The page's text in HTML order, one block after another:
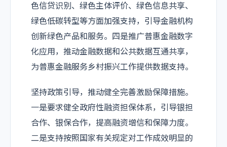
色信贷识别、绿色主体评价、绿色信息共享、
绿色低碳转型等方面加强支持，引导金融机构
创新绿色产品和服务。四是推广普惠金融数字
化应用，推动金融数据和公共数据互通共享，
为普惠金融服务乡村振兴工作提供数据支持。
坚持政策引导，推动健全完善激励保障措施。
一是要求健全政府性融资担保体系，引导银担
合作、银保合作，提高融资增信和保障力度。
二是支持按照国家有关规定对工作成效明显的